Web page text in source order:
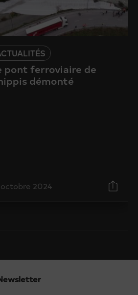
pont ferroviaire de
démonté
octobre 2024